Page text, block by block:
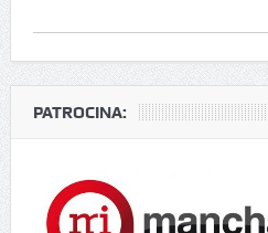
PATROCINA: